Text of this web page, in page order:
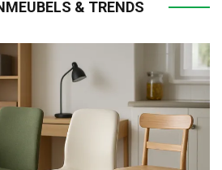
& TRENDS